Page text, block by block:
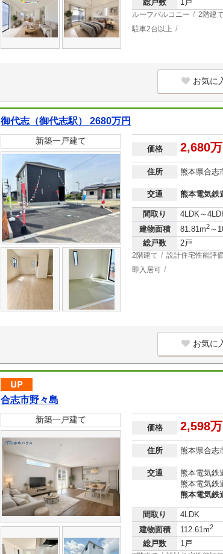
総戸数 1戸
ルーフバルコニー 2階建て
駐車2台以上
お気に
御代志（御代志駅） 2680万円
新築一戸建て
価格 2,680
住所 熊本県合志
交通 熊本電気鉄
間取り
4LDK～
建物面積
81.81m2～
総戸数 2戸
2階建て 設計住宅性能評
即入居可
お気に
合志市野々島
新築一戸建て
価格 2,598
住所 熊本県合志
交通
熊本電気鉄
熊本電気鉄
熊本電気鉄
間取り
4LDK
建物面積
112.61m2
総戸数 1戸